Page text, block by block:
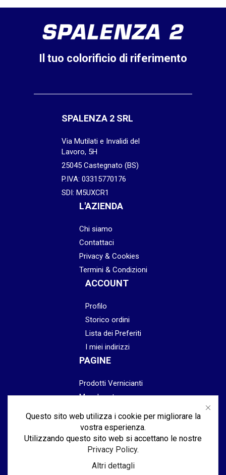
Il tuo colorificio di riferimento
SPALENZA 2 SRL
Via Mutilati e Invalidi del
Lavoro, 5H
25045 Castegnato (BS)
P.IVA: 03315770176
SDI: M5UXCR1
L'AZIENDA
Chi siamo
Contattaci
Privacy & Cookies
Termini & Condizioni
ACCOUNT
Profilo
Storico ordini
Lista dei Preferiti
I miei indirizzi
PAGINE
Prodotti Vernicianti
Mascheratura
Abrasivi
Lucidatura & Finitura
Attrezzatura
Questo sito web utilizza i cookie per migliorare la
vostra esperienza.
Utilizzando questo sito web si accettano le nostre
Privacy Policy.
Altri dettagli